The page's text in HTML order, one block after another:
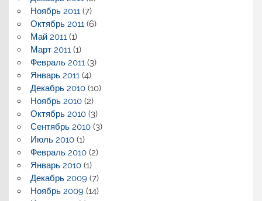
Ноябрь 2011(7)
Октябрь 2011(6)
Май 2011(1)
Март 2011(1)
Февраль 2011(3)
Январь 2011(4)
Декабрь 2010(10)
Ноябрь 2010(2)
Октябрь 2010(3)
Сентябрь 2010(3)
Июль 2010(1)
Февраль 2010(2)
Январь 2010(1)
Декабрь 2009(7)
Ноябрь 2009(14)